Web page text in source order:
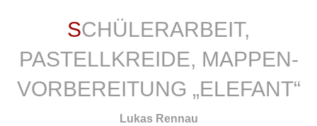
SCHÜLERARBEIT,
PASTELLKREIDE, MAPPEN-
VORBEREITUNG „ELEFANT“
Lukas Rennau